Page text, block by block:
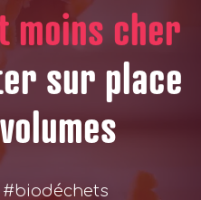
moins cher
sur place